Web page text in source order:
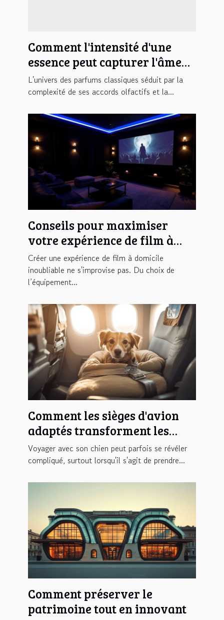
Comment l'intensité d'une
essence peut capturer l'âme
d'un parfum classique ?
L'univers des parfums classiques séduit par la
complexité de ses accords olfactifs et la...
Conseils pour maximiser
votre expérience de film à
domicile
Créer une expérience de film à domicile
inoubliable ne s'improvise pas. Du choix de
l’équipement...
Comment les sièges d'avion
adaptés transforment les
voyages avec votre chien ?
Voyager avec son chien peut parfois se révéler
compliqué, surtout lorsqu'il s'agit de prendre...
Comment préserver le
patrimoine tout en innovant